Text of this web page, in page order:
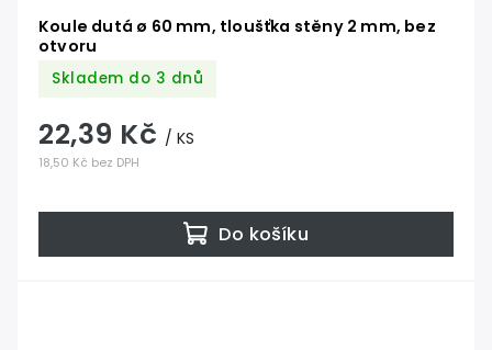
Koule dutá ø 60 mm, tloušťka stěny 2 mm, bez
otvoru
Skladem do 3 dnů
18,50 Kč bez DPH
22,39 Kč / KS
Do košíku